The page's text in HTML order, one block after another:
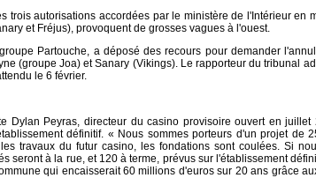
trois autorisations accordées par le ministère de l'Intérieur en
et Fréjus), provoquent de grosses vagues à l'ouest.
Partouche, a déposé des recours pour demander
(groupe Joa) et Sanary (Vikings). Le rapporteur du tribunal
le 6 février.
Dylan Peyras, directeur du casino provisoire ouvert en juillet
définitif. « Nous sommes porteurs d'un projet de
travaux du futur casino, les fondations sont coulées. Si
seront à la rue, et 120 à terme, prévus sur l'établissement
qui encaisserait 60 millions d'euros sur 20 ans grâce